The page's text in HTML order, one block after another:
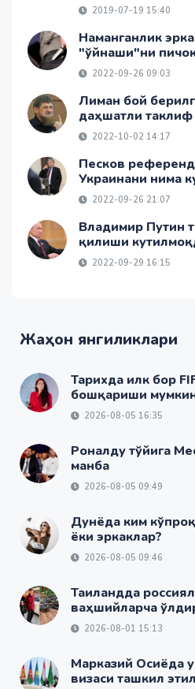
2019-07-19 15:40
Наманганлик
"ўйнаши"ни
2022-09-26 09:03
Лиман бой
даҳшатли
2022-10-02 14:17
Песков
Украинани нима
2022-09-26 21:07
Владимир Путин
қилиши
2022-09-29 16:15
Жаҳон янгиликлари
Тарихда илк бор
бошқариши
2026-08-05 16:35
Роналду тўйига
манба
2026-08-05 09:49
Дунёда ким
ёки эркаклар?
2026-08-05 09:46
Таиландда
ваҳшийларча
2026-08-01 15:13
Марказий Осиёда
визаси ташкил